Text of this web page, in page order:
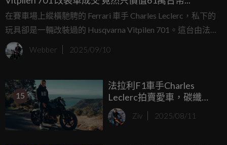
在賽車場上縱橫馳騁的 Ferrari 車手 Charles Leclerc，私下的
玩具卻是一輛改裝過的 Husqvarna Vitpilen 701。這台由法國
Bad Winners 工作室打造的「Apex 2.0」，全車碳纖維化、輕
到僅 130 公斤級，最近在拍賣平台上以 17,000 歐元（約新台
Webber 2025/09/10
15
法拉利F1車手Charles
Leclerc拍賣愛車，碳纖版
Husqvarna Vitpilen 701起
標價超甜！
Ziv 2025/08/11